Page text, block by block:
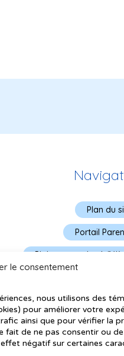
le consentement
nous utilisons des
pour améliorer votre
ainsi que pour vérifier la
fait de ne pas consentir ou
négatif sur certaines
Plan du
Portail
Plainte – service à